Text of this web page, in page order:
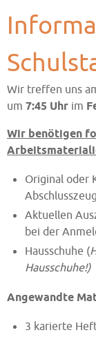
Wir treffen uns
um 7:45 Uhr im
Wir benötigen
Original oder
Aktuellen
bei der
Hausschuhe (
Hausschuhe!)
Angewandte
3 karierte